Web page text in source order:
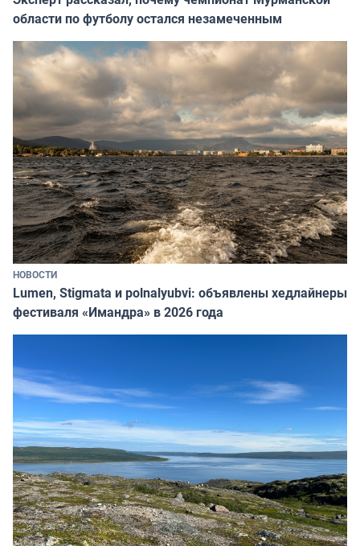
области по футболу остался незамеченным
НОВОСТИ
Lumen, Stigmata и polnalyubvi: объявлены хедлайнеры
фестиваля «Имандра» в 2026 года